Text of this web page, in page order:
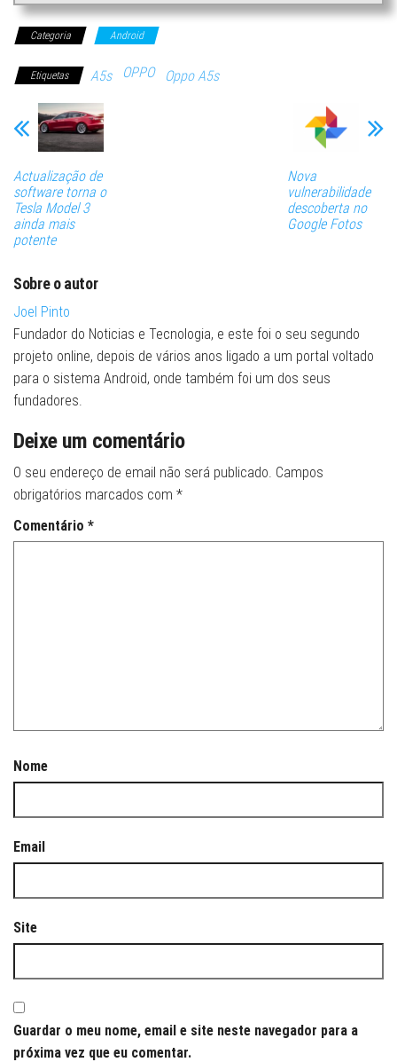
Categoria Android
Etiquetas A5s OPPO Oppo A5s
Actualização de
software torna o
Tesla Model 3
ainda mais
potente
Nova
vulnerabilidade
descoberta no
Google Fotos
Sobre o autor
Joel Pinto
Fundador do Noticias e Tecnologia, e este foi o seu segundo
projeto online, depois de vários anos ligado a um portal voltado
para o sistema Android, onde também foi um dos seus
fundadores.
Deixe um comentário
O seu endereço de email não será publicado. Campos
obrigatórios marcados com *
Comentário *
Nome
Email
Site
Guardar o meu nome, email e site neste navegador para a
próxima vez que eu comentar.